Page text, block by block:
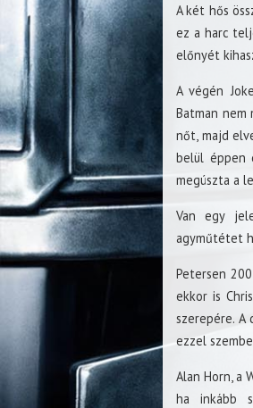
A két hős
ez a harc
előnyét
A végén
Batman nem
nőt, majd
belül éppen
megúszta a
Van egy
agyműtétet
Petersen
ekkor is
szerepére.
ezzel
Alan Horn, a
ha inkább